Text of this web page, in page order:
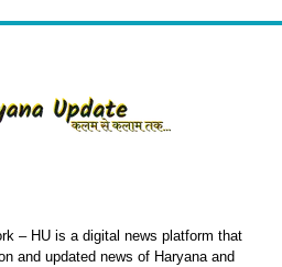
– HU is a digital news platform that
and updated news of Haryana and